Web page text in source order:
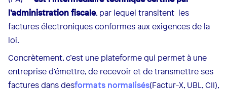
l’administration fiscale, par lequel transitent les
factures électroniques conformes aux exigences de la
loi.
Concrètement, c’est une plateforme qui permet à une
entreprise d'émettre, de recevoir et de transmettre ses
factures dans desformats normalisés(Factur-X, UBL, CII),